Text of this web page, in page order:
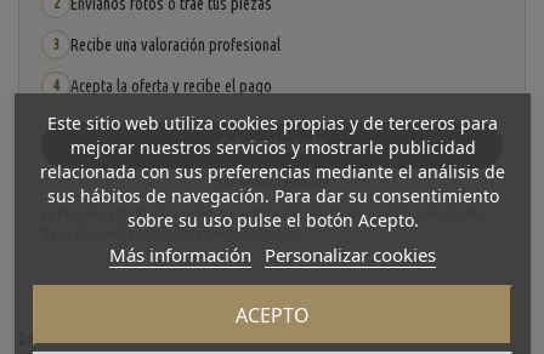
3 Recibe una valoración profesional
4 Acepta la oferta y recibe el pago
Solicitar tasación
Ver cómo funciona
La tasación está sujeta a revisión y aceptación tras recibir y verificar las piezas.
No se descuenta automáticamente del carrito.
Este sitio web utiliza cookies propias y de terceros para
mejorar nuestros servicios y mostrarle publicidad
relacionada con sus preferencias mediante el análisis de
sus hábitos de navegación. Para dar su consentimiento
sobre su uso pulse el botón Acepto.
Más información Personalizar cookies
ACEPTO